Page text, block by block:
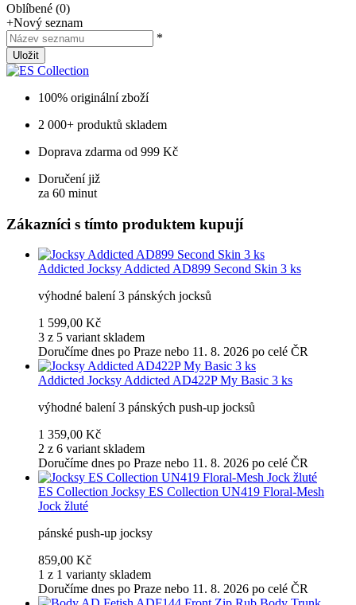
Oblíbené (0)
+Nový seznam
*
Uložit
100% originální zboží
2 000+ produktů skladem
Doprava zdarma od 999 Kč
Doručení již
za 60 minut
Zákazníci s tímto produktem kupují
Addicted Jocksy Addicted AD899 Second Skin 3 ks
výhodné balení 3 pánských jocksů
1 599,00 Kč
3 z 5 variant skladem
Doručíme dnes po Praze nebo 11. 8. 2026 po celé ČR
Addicted Jocksy Addicted AD422P My Basic 3 ks
výhodné balení 3 pánských push-up jocksů
1 359,00 Kč
2 z 6 variant skladem
Doručíme dnes po Praze nebo 11. 8. 2026 po celé ČR
ES Collection Jocksy ES Collection UN419 Floral-Mesh
Jock žluté
pánské push-up jocksy
859,00 Kč
1 z 1 varianty skladem
Doručíme dnes po Praze nebo 11. 8. 2026 po celé ČR